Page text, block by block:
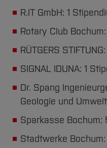
R.IT GmbH: 1
Rotary Club
RÜTGERS
SIGNAL IDUNA: 1
Dr. Spang
Geologie und
Sparkasse Bochum:
Stadtwerke